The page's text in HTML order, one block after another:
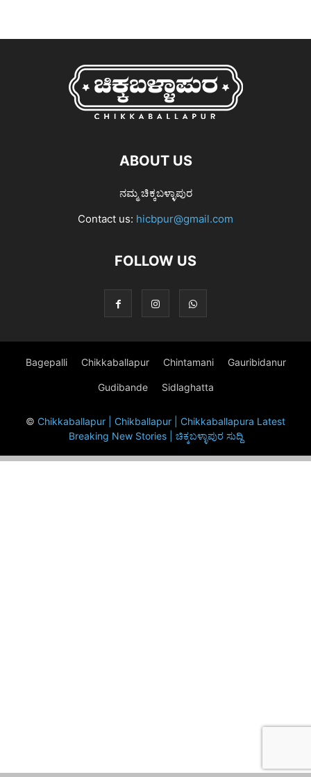
ABOUT US
ನಮ್ಮ ಚಿಕ್ಕಬಳ್ಳಾಪುರ
Contact us: hicbpur@gmail.com
FOLLOW US
Bagepalli Chikkaballapur Chintamani Gauribidanur
Gudibande Sidlaghatta
© Chikkaballapur | Chikballapur | Chikkaballapura Latest
Breaking New Stories | ಚಿಕ್ಕಬಳ್ಳಾಪುರ ಸುದ್ದಿ